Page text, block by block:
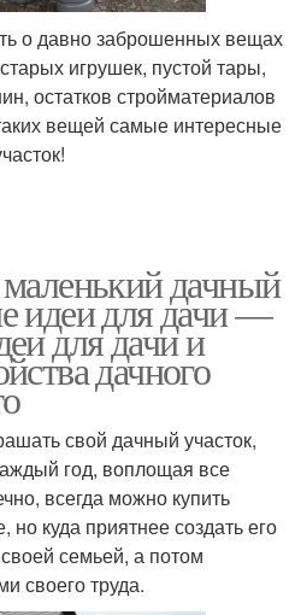
о давно заброшенных вещах
игрушек, пустой тары,
остатков стройматериалов
вещей самые интересные
дачный
идеи для дачи —
для дачи и
дачного
свой дачный участок,
год, воплощая все
всегда можно купить
куда приятнее создать его
семьей, а потом
своего труда.